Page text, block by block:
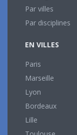
Par villes
Par disciplines
EN VILLES
Paris
Marseille
Lyon
Bordeaux
Lille